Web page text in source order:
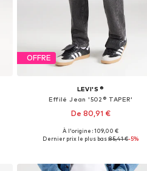
OFFRE
LEVI'S ®
Effilé Jean '502® TAPER'
De 80,91 €
+51
Disponible en plusieurs tailles
À l'origine : 109,00 €
Dernier prix le plus bas :85,41 €-5%